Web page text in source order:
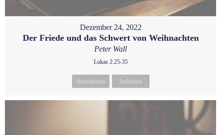
Dezember 24, 2022
Der Friede und das Schwert von Weihnachten
Peter Wall
Lukas 2:25-35
Anschauen Anhören